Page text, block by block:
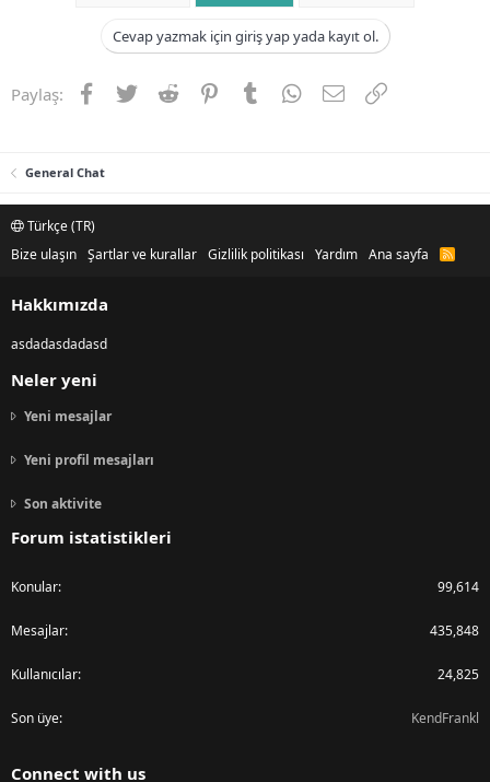
Cevap yazmak için giriş yap yada kayıt ol.
Paylaş: Facebook
TwitterReddit PinterestTumblrWhatsApp
E-postaLink
General Chat
Türkçe (TR)
Bize ulaşın Şartlar ve kurallar Gizlilik politikası Yardım Ana sayfa
R
Hakkımızda
asdadasdadasd
Neler yeni
Yeni mesajlar
Yeni profil mesajları
Son aktivite
Forum istatistikleri
Konular 99,614
Mesajlar 435,848
Kullanıcılar 24,825
Son üye KendFrankl
Connect with us